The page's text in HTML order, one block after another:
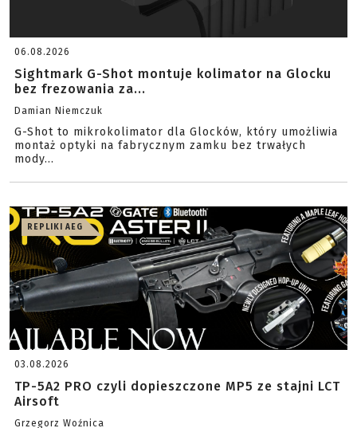
06.08.2026
Sightmark G-Shot montuje kolimator na Glocku
bez frezowania za...
Damian Niemczuk
G-Shot to mikrokolimator dla Glocków, który umożliwia
montaż optyki na fabrycznym zamku bez trwałych
mody...
REPLIKI AEG
03.08.2026
TP-5A2 PRO czyli dopieszczone MP5 ze stajni LCT
Airsoft
Grzegorz Woźnica